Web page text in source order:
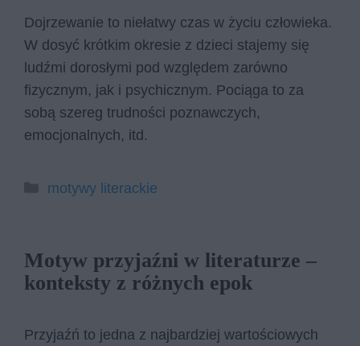
Dojrzewanie to niełatwy czas w życiu człowieka.
W dosyć krótkim okresie z dzieci stajemy się
ludźmi dorosłymi pod względem zarówno
fizycznym, jak i psychicznym. Pociąga to za
sobą szereg trudności poznawczych,
emocjonalnych, itd.
Kategorie
motywy literackie
Motyw przyjaźni w literaturze –
konteksty z różnych epok
Przyjaźń to jedna z najbardziej wartościowych